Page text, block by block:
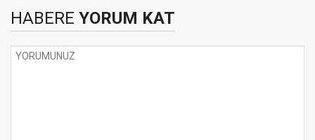
HABERE YORUM KAT